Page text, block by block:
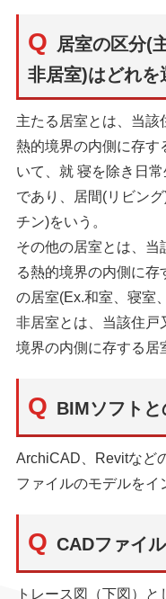
居室の区分(
非居室)はどれを
主たる居室とは、当該
熱的境界の内側に存す
いて、就 寝を除き日
であり、居間(リビン
チン)をいう。
その他の居室とは、当
る熱的境界の内側に
の居室(Ex.和室、寝室
非居室とは、当該住戸
境界の内側に存する居
BIMソフトと
ArchiCAD、Revitなど
ファイルのモデルをイ
CADファイ
トレース図（下図）